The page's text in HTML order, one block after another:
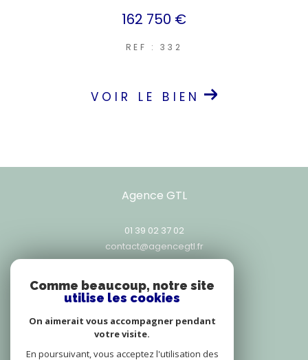
162 750 €
REF : 332
VOIR LE BIEN
Agence GTL
01 39 02 37 02
contact@agencegtl.fr
25, rue Exelmans
versailles
Comme beaucoup, notre site
utilise les cookies
On aimerait vous accompagner pendant
votre visite.
En poursuivant, vous acceptez l'utilisation des